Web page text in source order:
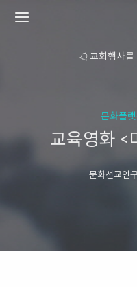
교회행사를
문화플
교육영화
문화선교연